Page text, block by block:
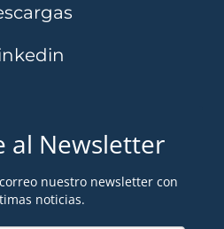
al Newsletter
nuestro newsletter con
noticias.